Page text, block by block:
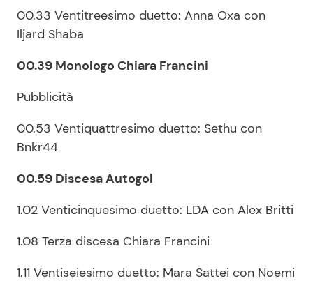
00.33 Ventitreesimo duetto: Anna Oxa con
Iljard Shaba
00.39 Monologo Chiara Francini
Pubblicità
00.53 Ventiquattresimo duetto: Sethu con
Bnkr44
00.59 Discesa Autogol
1.02 Venticinquesimo duetto: LDA con Alex Britti
1.08 Terza discesa Chiara Francini
1.11 Ventiseiesimo duetto: Mara Sattei con Noemi